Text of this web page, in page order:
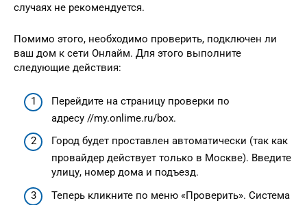
случаях не рекомендуется.
Помимо этого, необходимо проверить, подключен ли
ваш дом к сети Онлайм. Для этого выполните
следующие действия:
Перейдите на страницу проверки по
адресу //my.onlime.ru/box.
Город будет проставлен автоматически (так как
провайдер действует только в Москве). Введите
улицу, номер дома и подъезд.
Теперь кликните по меню «Проверить». Система